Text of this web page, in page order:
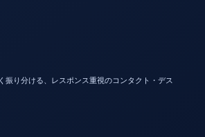
振り分ける、レスポンス重視のコンタクト・デス